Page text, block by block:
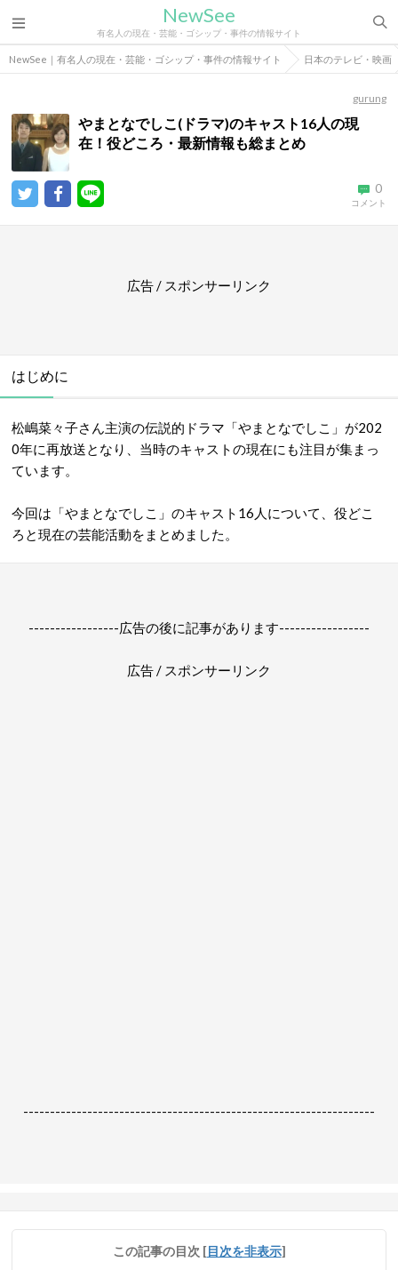
NewSee
有名人の現在・芸能・ゴシップ・事件の情報サイト
NewSee｜有名人の現在・芸能・ゴシップ・事件の情報サイト 日本のテレビ・映画
gurung
やまとなでしこ(ドラマ)のキャスト16人の現
在！役どころ・最新情報も総まとめ
0
コメント
広告 / スポンサーリンク
はじめに
松嶋菜々子さん主演の伝説的ドラマ「やまとなでしこ」が202
0年に再放送となり、当時のキャストの現在にも注目が集まっ
ています。
今回は「やまとなでしこ」のキャスト16人について、役どこ
ろと現在の芸能活動をまとめました。
-----------------広告の後に記事があります-----------------
広告 / スポンサーリンク
------------------------------------------------------------------
この記事の目次 [目次を非表示]